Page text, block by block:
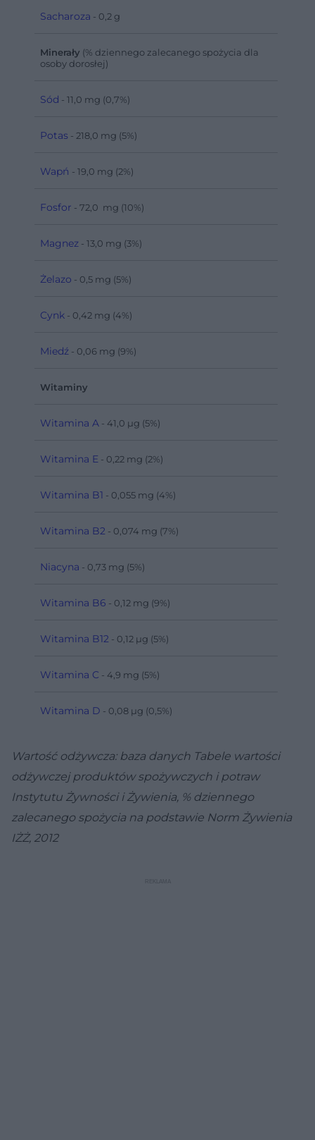
Sacharoza - 0,2 g
Minerały (% dziennego zalecanego spożycia dla
osoby dorosłej)
Sód - 11,0 mg (0,7%)
Potas - 218,0 mg (5%)
Wapń - 19,0 mg (2%)
Fosfor - 72,0 mg (10%)
Magnez - 13,0 mg (3%)
Żelazo - 0,5 mg (5%)
Cynk - 0,42 mg (4%)
Miedź - 0,06 mg (9%)
Witaminy
Witamina A - 41,0 µg (5%)
Witamina E - 0,22 mg (2%)
Witamina B1 - 0,055 mg (4%)
Witamina B2 - 0,074 mg (7%)
Niacyna - 0,73 mg (5%)
Witamina B6 - 0,12 mg (9%)
Witamina B12 - 0,12 µg (5%)
Witamina C - 4,9 mg (5%)
Witamina D - 0,08 µg (0,5%)
Wartość odżywcza: baza danych Tabele wartości
odżywczej produktów spożywczych i potraw
Instytutu Żywności i Żywienia, % dziennego
zalecanego spożycia na podstawie Norm Żywienia
IŻŻ, 2012